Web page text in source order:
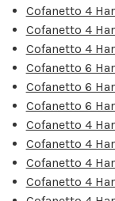
Cofanetto 4
Cofanetto 4
Cofanetto 4
Cofanetto 6
Cofanetto 6
Cofanetto 6
Cofanetto 4
Cofanetto 4
Cofanetto 4
Cofanetto 4